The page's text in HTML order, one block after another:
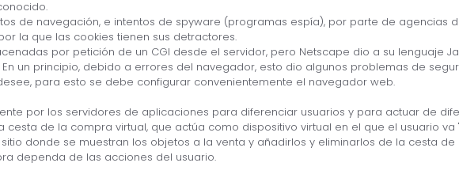
de navegación, e intentos de spyware (programas espía), por parte de agencias
la que las cookies tienen sus detractores.
por petición de un CGI desde el servidor, pero Netscape dio a su lenguaje
En un principio, debido a errores del navegador, esto dio algunos problemas de
para esto se debe configurar convenientemente el navegador web.
por los servidores de aplicaciones para diferenciar usuarios y para actuar de
cesta de la compra virtual, que actúa como dispositivo virtual en el que el usuario
donde se muestran los objetos a la venta y añadirlos y eliminarlos de la cesta
dependa de las acciones del usuario.